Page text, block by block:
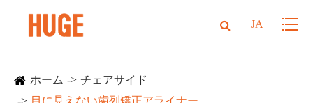
JA
ホーム
チェアサイド
目に見えない歯列矯正アライナー